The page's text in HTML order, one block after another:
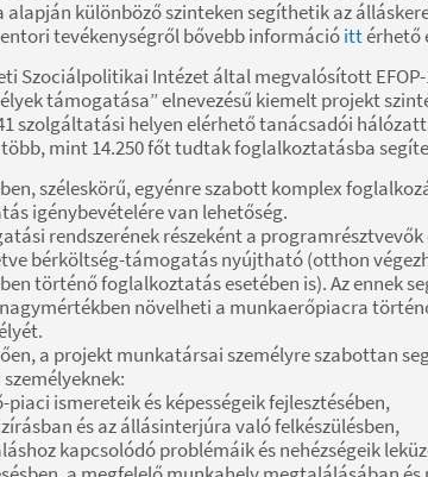
alapján különböző szinteken segíthetik az
tevékenységről bővebb információittérhető
Szociálpolitikai Intézet által megvalósított
támogatása” elnevezésű kiemelt projekt
szolgáltatási helyen elérhető tanácsadói
mint 14.250 főt tudtak foglalkoztatásba
széleskörű, egyénre szabott komplex
igénybevételére van lehetőség.
rendszerének részeként a
bérköltség-támogatás nyújtható (otthon
történő foglalkoztatás esetében is). Az ennek
növelheti a munkaerőpiacra
a projekt munkatársai személyre szabottan
piaci ismereteik és képességeik fejlesztésében,
és az állásinterjúra való felkészülésben,
kapcsolódó problémáik és nehézségeik